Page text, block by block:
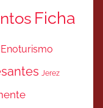
Ficha
Jerez